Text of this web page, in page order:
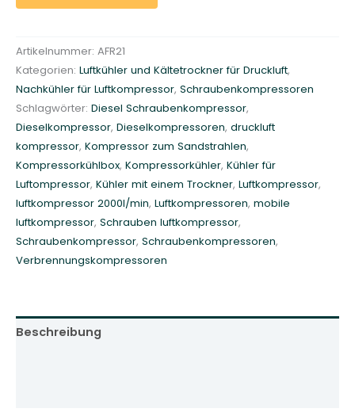
m
i
t
t
r
o
c
k
n
e
r
F
U
L
Artikelnummer: AFR21
Kategorien: Luftkühler und Kältetrockner für Druckluft,
Nachkühler für Luftkompressor, Schraubenkompressoren
Schlagwörter: Diesel Schraubenkompressor,
Dieselkompressor, Dieselkompressoren, druckluft
kompressor, Kompressor zum Sandstrahlen,
Kompressorkühlbox, Kompressorkühler, Kühler für
Luftompressor, Kühler mit einem Trockner, Luftkompressor,
luftkompressor 2000l/min, Luftkompressoren, mobile
luftkompressor, Schrauben luftkompressor,
Schraubenkompressor, Schraubenkompressoren,
Verbrennungskompressoren
Beschreibung